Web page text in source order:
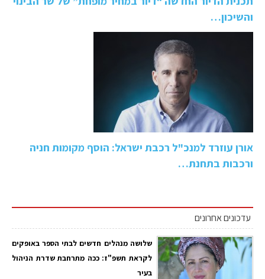
והשיכון…
אורן עוזרד למנכ"ל רכבת ישראל: הוסף מקומות חניה
ורכבות בתחנת…
עדכונים אחרונים
שלושה מנהלים חדשים לבתי הספר באופקים
לקראת תשפ"ז: ככה מתרחבת שדרת הניהול
בעיר